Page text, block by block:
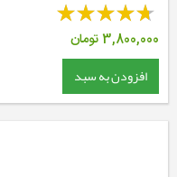
3,800,000تومان
افزودن به سبد